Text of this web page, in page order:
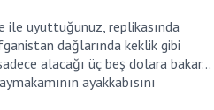
ile uyuttuğunuz, replikasında
dağlarında keklik gibi
alacağı üç beş dolara bakar...
ayakkabısını